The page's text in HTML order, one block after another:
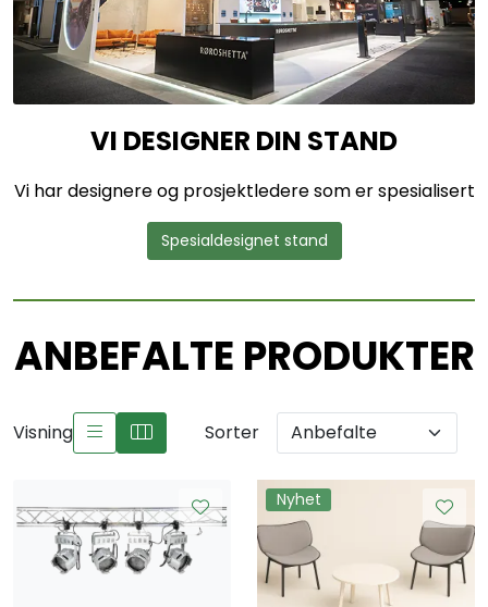
VI DESIGNER DIN STAND
Vi har designere og prosjektledere som er spesialisert
Spesialdesignet stand
ANBEFALTE PRODUKTER
Visning Sorter
Nyhet